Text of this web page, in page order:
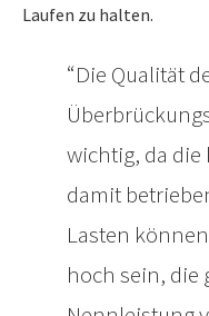
Laufen zu halten.
Die Qualität
wichtig, da
damit
Lasten
hoch sein, die